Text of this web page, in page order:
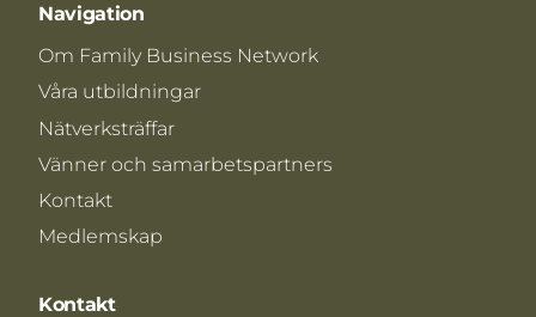
Navigation
Om Family Business Network
Våra utbildningar
Nätverksträffar
Vänner och samarbetspartners
Kontakt
Medlemskap
Kontakt